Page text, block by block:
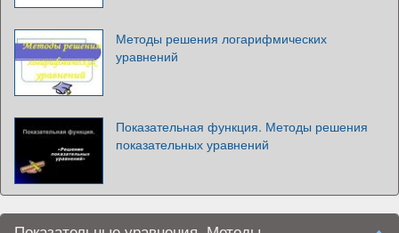
Методы решения логарифмических
уравнений
Показательная функция. Методы решения
показательных уравнений